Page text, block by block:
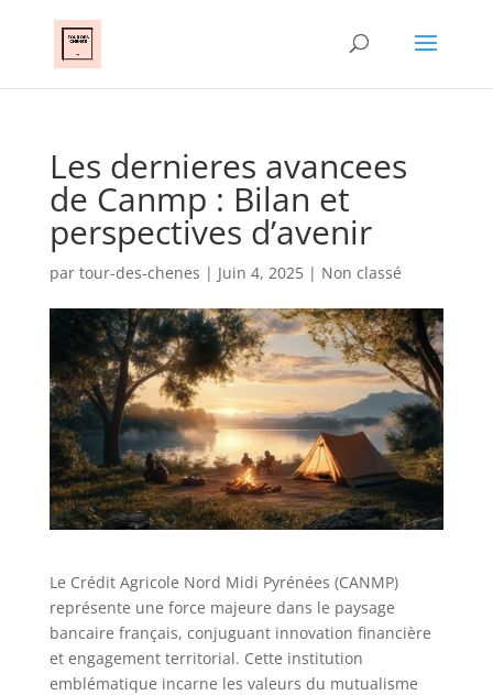
Les dernieres avancees
de Canmp : Bilan et
perspectives d’avenir
par tour-des-chenes | Juin 4, 2025| Non classé
Le Crédit Agricole Nord Midi Pyrénées (CANMP)
représente une force majeure dans le paysage
bancaire français, conjuguant innovation financière
et engagement territorial. Cette institution
emblématique incarne les valeurs du mutualisme